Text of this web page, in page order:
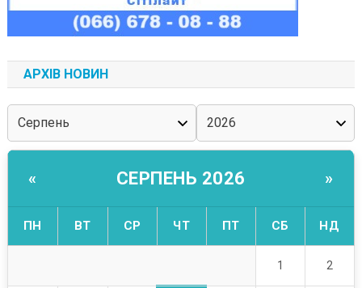
АРХІВ НОВИН
« СЕРПЕНЬ 2026 »
ПН ВТ СР ЧТ ПТ СБ НД
1 2